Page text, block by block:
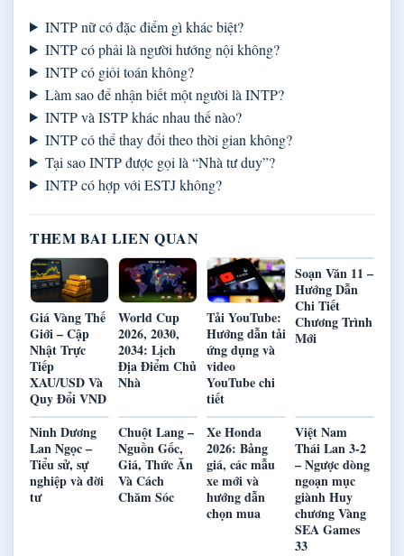
INTP nữ có đặc điểm gì khác biệt?
INTP có phải là người hướng nội không?
INTP có giỏi toán không?
Làm sao để nhận biết một người là INTP?
INTP và ISTP khác nhau thế nào?
INTP có thể thay đổi theo thời gian không?
Tại sao INTP được gọi là “Nhà tư duy”?
INTP có hợp với ESTJ không?
THEM BAI LIEN QUAN
Giá Vàng Thế
Giới – Cập
Nhật Trực
Tiếp
XAU/USD Và
Quy Đổi VND
World Cup
2026, 2030,
2034: Lịch
Địa Điểm Chủ
Nhà
Tải YouTube:
Hướng dẫn tải
ứng dụng và
video
YouTube chi
tiết
Soạn Văn 11 –
Hướng Dẫn
Chi Tiết
Chương Trình
Mới
Ninh Dương
Lan Ngọc –
Tiểu sử, sự
nghiệp và đời
tư
Chuột Lang –
Nguồn Gốc,
Giá, Thức Ăn
Và Cách
Chăm Sóc
Xe Honda
2026: Bảng
giá, các mẫu
xe mới và
hướng dẫn
chọn mua
Việt Nam
Thái Lan 3-2
– Ngược dòng
ngoạn mục
giành Huy
chương Vàng
SEA Games
33